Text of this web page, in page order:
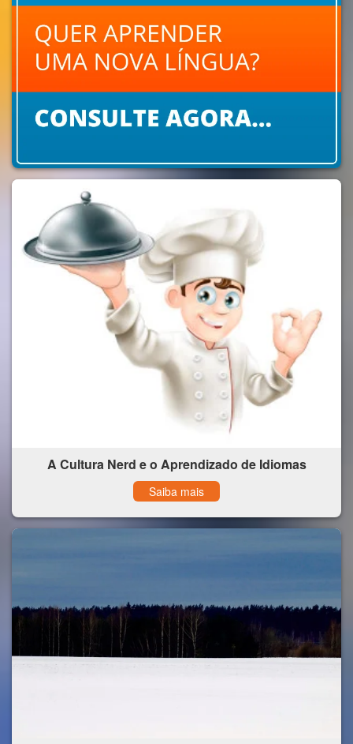
A Cultura Nerd e o Aprendizado de Idiomas
Saiba mais